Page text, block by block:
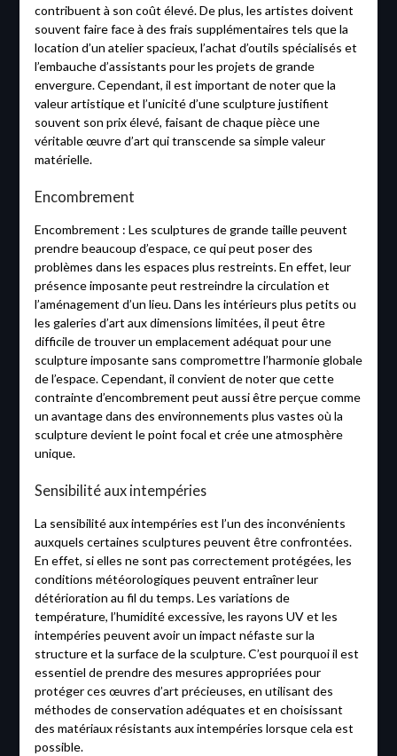
contribuent à son coût élevé. De plus, les artistes doivent
souvent faire face à des frais supplémentaires tels que la
location d’un atelier spacieux, l’achat d’outils spécialisés et
l’embauche d’assistants pour les projets de grande
envergure. Cependant, il est important de noter que la
valeur artistique et l’unicité d’une sculpture justifient
souvent son prix élevé, faisant de chaque pièce une
véritable œuvre d’art qui transcende sa simple valeur
matérielle.
Encombrement
Encombrement : Les sculptures de grande taille peuvent
prendre beaucoup d’espace, ce qui peut poser des
problèmes dans les espaces plus restreints. En effet, leur
présence imposante peut restreindre la circulation et
l’aménagement d’un lieu. Dans les intérieurs plus petits ou
les galeries d’art aux dimensions limitées, il peut être
difficile de trouver un emplacement adéquat pour une
sculpture imposante sans compromettre l’harmonie globale
de l’espace. Cependant, il convient de noter que cette
contrainte d’encombrement peut aussi être perçue comme
un avantage dans des environnements plus vastes où la
sculpture devient le point focal et crée une atmosphère
unique.
Sensibilité aux intempéries
La sensibilité aux intempéries est l’un des inconvénients
auxquels certaines sculptures peuvent être confrontées.
En effet, si elles ne sont pas correctement protégées, les
conditions météorologiques peuvent entraîner leur
détérioration au fil du temps. Les variations de
température, l’humidité excessive, les rayons UV et les
intempéries peuvent avoir un impact néfaste sur la
structure et la surface de la sculpture. C’est pourquoi il est
essentiel de prendre des mesures appropriées pour
protéger ces œuvres d’art précieuses, en utilisant des
méthodes de conservation adéquates et en choisissant
des matériaux résistants aux intempéries lorsque cela est
possible.